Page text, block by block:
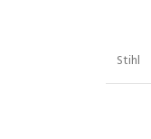
Stihl